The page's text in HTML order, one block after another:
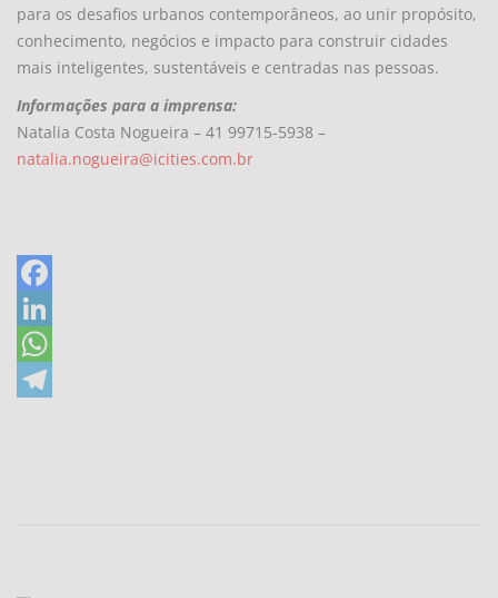
para os desafios urbanos contemporâneos, ao unir propósito,
conhecimento, negócios e impacto para construir cidades
mais inteligentes, sustentáveis e centradas nas pessoas.
Informações para a imprensa:
Natalia Costa Nogueira – 41 99715-5938 –
natalia.nogueira@icities.com.br
Facebook
LinkedIn
WhatsApp